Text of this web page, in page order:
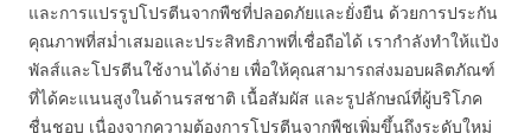
และการแปรรูปโปรตีนจากพืชที่ปลอดภัยและยั่งยืน ด้วยการประกัน
คุณภาพที่สม่ำเสมอและประสิทธิภาพที่เชื่อถือได้ เรากำลังทำให้แป้ง
พัลส์และโปรตีนใช้งานได้ง่าย เพื่อให้คุณสามารถส่งมอบผลิตภัณฑ์
ที่ได้คะแนนสูงในด้านรสชาติ เนื้อสัมผัส และรูปลักษณ์ที่ผู้บริโภค
ชื่นชอบ เนื่องจากความต้องการโปรตีนจากพืชเพิ่มขึ้นถึงระดับใหม่